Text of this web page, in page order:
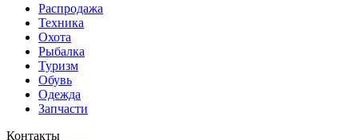
Распродажа
Техника
Охота
Рыбалка
Туризм
Обувь
Одежда
Запчасти
Контакты